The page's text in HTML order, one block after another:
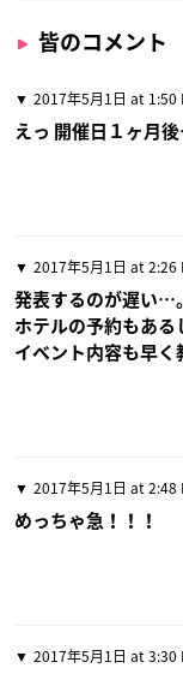
皆のコメント
2017年5月1日 at 1:50
えっ 開催日１ヶ月
2017年5月1日 at 2:26
発表するのが遅い…
ホテルの予約もある
イベント内容も早く
2017年5月1日 at 2:48
めっちゃ急！！！
2017年5月1日 at 3:30